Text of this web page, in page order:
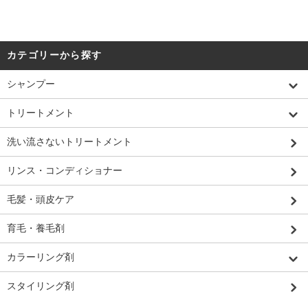
カテゴリーから探す
シャンプー
トリートメント
洗い流さないトリートメント
リンス・コンディショナー
毛髪・頭皮ケア
育毛・養毛剤
カラーリング剤
スタイリング剤